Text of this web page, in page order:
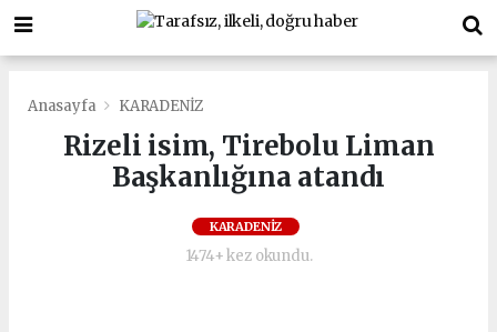
Anasayfa KARADENİZ
Rizeli isim, Tirebolu Liman
Başkanlığına atandı
KARADENİZ
1474+ kez okundu.